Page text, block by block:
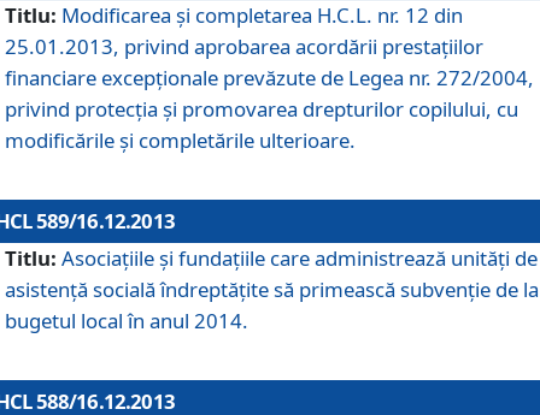
Titlu: Modificarea şi completarea H.C.L. nr. 12 din
25.01.2013, privind aprobarea acordării prestaţiilor
financiare excepţionale prevăzute de Legea nr. 272/2004,
privind protecţia şi promovarea drepturilor copilului, cu
modificările şi completările ulterioare.
589/16.12.2013
Titlu: Asociaţiile şi fundaţiile care administrează unităţi de
asistenţă socială îndreptăţite să primească subvenţie de la
bugetul local în anul 2014.
588/16.12.2013